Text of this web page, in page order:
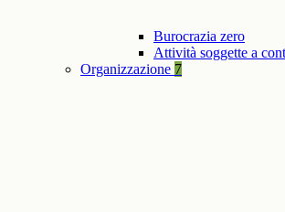
Burocrazia zero
Attività soggette a
Organizzazione 7